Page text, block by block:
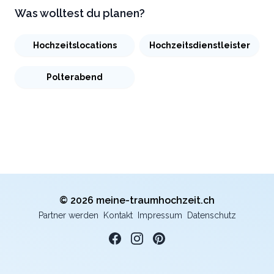
Was wolltest du planen?
Hochzeitslocations Hochzeitsdienstleister
Polterabend
© 2026 meine-traumhochzeit.ch
Partner werden Kontakt Impressum Datenschutz